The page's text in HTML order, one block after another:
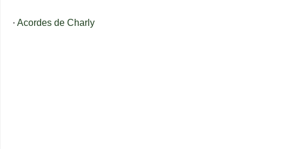
· Acordes de Charly